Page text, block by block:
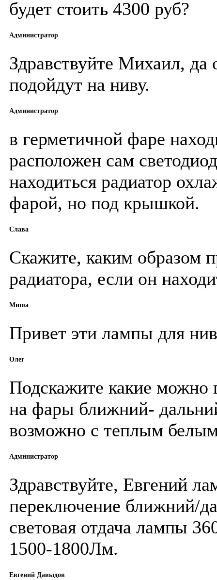
будет стоить 4300 руб?
Администратор
Здравствуйте Михаил,
подойдут на ниву.
Администратор
в герметичной фаре
расположен сам
находиться радиатор
фарой, но под крышкой.
Слава
Скажите, каким образом
радиатора, если он
Миша
Привет эти лампы для
Олег
Подскажите какие можно
на фары ближний-
возможно с теплым
Администратор
Здравствуйте, Евгений
переключение ближний/
световая отдача лампы
1500-1800Лм.
Евгений Давыдов